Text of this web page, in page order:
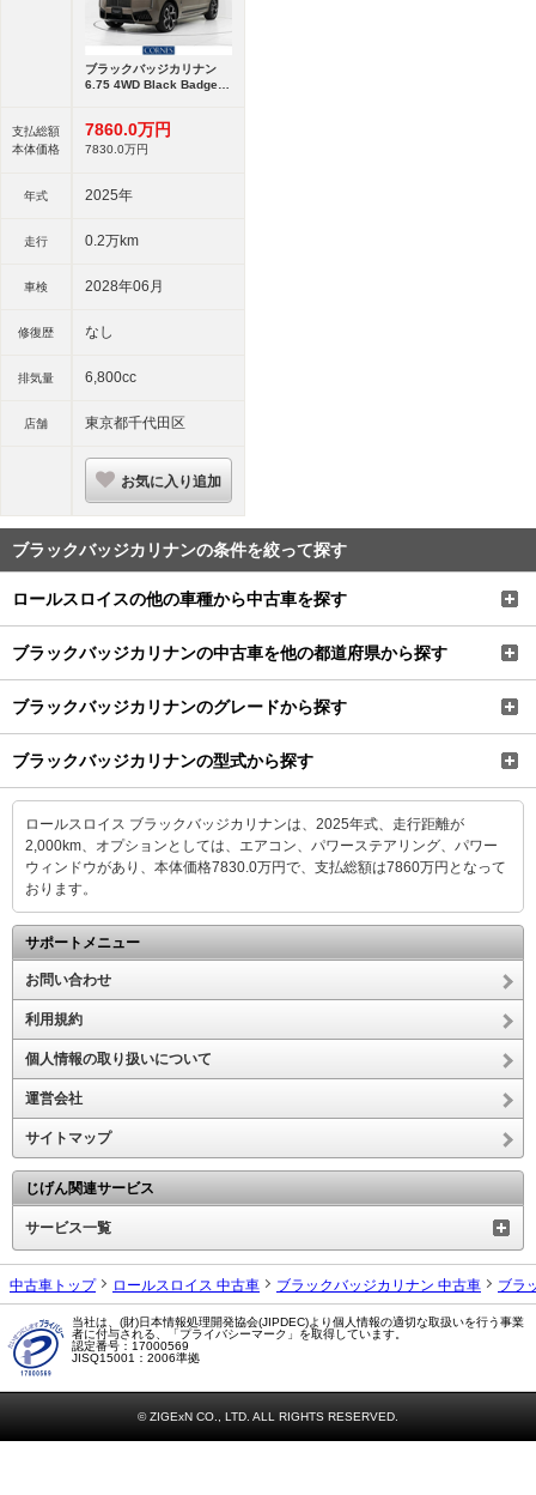
支払総額
本体価格
年式
走行
車検
修復歴
排気量
店舗
ブラックバッジカリナン
6.75 4WD Black Badge
7860.0万円
7830. 0万円
2025年
0.2万km
2028年06月
なし
6,800cc
東京都千代田区
お気に入り追加
ブラックバッジカリナンの条件を絞って探す
ロールスロイスの他の車種から中古車を探す
ブラックバッジカリナンの中古車を他の都道府県から探す
ブラックバッジカリナンのグレードから探す
ブラックバッジカリナンの型式から探す
ロールスロイス ブラックバッジカリナンは、2025年式、走行距離が
2,000km、オプションとしては、エアコン、パワーステアリング、パワー
ウィンドウがあり、本体価格7830.0万円で、支払総額は7860万円となって
おります。
サポートメニュー
お問い合わせ
利用規約
個人情報の取り扱いについて
運営会社
サイトマップ
じげん関連サービス
サービス一覧
中古車トップ ロールスロイス 中古車 ブラックバッジカリナン 中古車 ブラ
当社は、(財)日本情報処理開発協会(JIPDEC)より個人情報の適切な取扱いを行う事業
者に付与される、「プライバシーマーク」を取得しています。
認定番号：17000569
JISQ15001：2006準拠
© ZIGExN CO., LTD. ALL RIGHTS RESERVED.